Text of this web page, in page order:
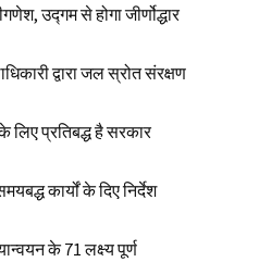
उद्गम से होगा जीर्णोद्धार
द्वारा जल स्रोत संरक्षण
प्रतिबद्ध है सरकार
कार्यों के दिए निर्देश
के 71 लक्ष्य पूर्ण